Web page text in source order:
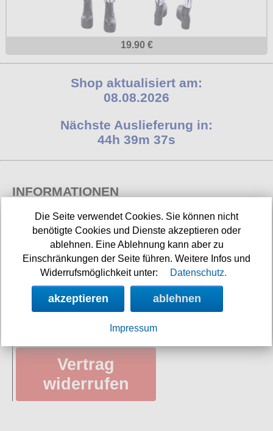
19.90 €
Shop aktualisiert am:
08.08.2026
Nächste Auslieferung in:
44h 39m 36s
INFORMATIONEN
Widerrufsbelehrung
Impressum/Kontakt
Versandkosten
Datenschutz
AGB
Vertrag
widerrufen
Die Seite verwendet Cookies. Sie können nicht
benötigte Cookies und Dienste akzeptieren oder
ablehnen. Eine Ablehnung kann aber zu
Einschränkungen der Seite führen. Weitere Infos und
Widerrufsmöglichkeit unter:
Datenschutz.
akzeptieren ablehnen
Impressum